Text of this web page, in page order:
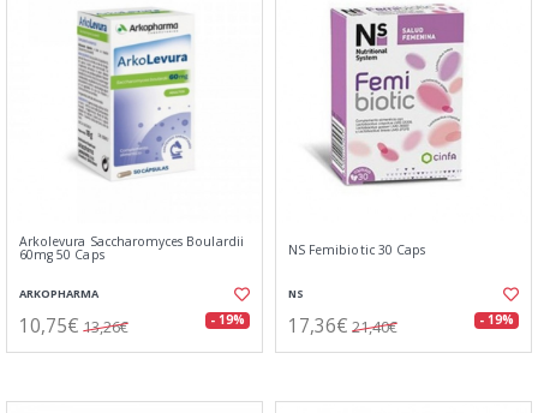
Arkolevura Saccharomyces Boulardii
60mg 50 Caps
ARKOPHARMA
10,75€ 13,26€ - 19%
NS Femibiotic 30 Caps
NS
17,36€ 21,40€ - 19%